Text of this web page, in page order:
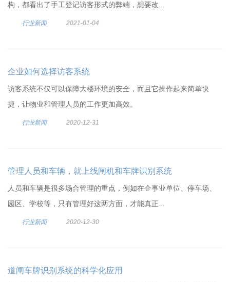
构，都看出了手工登记访客形式的弊端，想要改...
行业新闻 2021-01-04
企业如何选择访客系统
访客系统不仅可以保障大楼环境的安全，而且它操作起来简单快
捷，让物业和管理人员的工作更加高效。
行业新闻 2020-12-31
管理人员和车辆，就上线闸机和车牌识别系统
人员和车辆是很多场合管理的重点，例如在企事业单位、停车场、
园区、学校等，只有管理好这两方面，才能真正...
行业新闻 2020-12-30
道闸车牌识别系统的科学化应用